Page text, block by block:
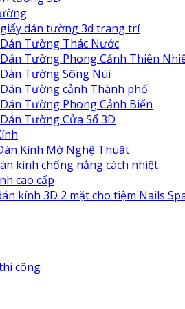
dán tường 3d trang trí
Tường Thác Nước
Tường Phong Cảnh Thiên
Tường Sông Núi
Tường cảnh Thành phố
Tường Phong Cảnh Biển
Tường Cửa Sổ 3D
Kính Mờ Nghệ Thuật
kính chống nắng cách nhiệt
cao cấp
kính 3D 2 mặt cho tiệm Nails
công